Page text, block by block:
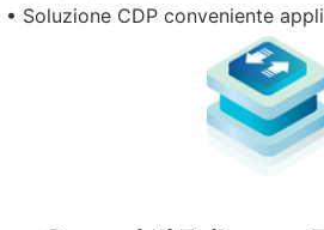
• Soluzione CDP conveniente